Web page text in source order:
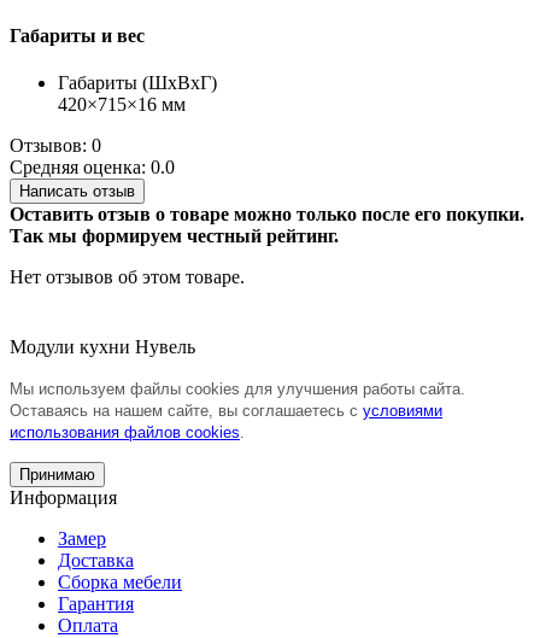
Габариты и вес
Габариты (ШхВхГ)
420×715×16 мм
Отзывов: 0
Средняя оценка: 0.0
Написать отзыв
Оставить отзыв о товаре можно только после его покупки.
Так мы формируем честный рейтинг.
Нет отзывов об этом товаре.
Модули кухни Нувель
Мы используем файлы cookies для улучшения работы сайта.
Оставаясь на нашем сайте, вы соглашаетесь с условиями
использования файлов cookies.
Принимаю
Информация
Замер
Доставка
Сборка мебели
Гарантия
Оплата